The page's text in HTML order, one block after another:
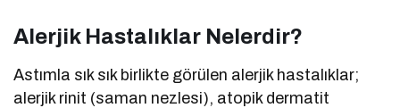
Alerjik Hastalıklar Nelerdir?
Astımla sık sık birlikte görülen alerjik hastalıklar;
alerjik rinit (saman nezlesi), atopik dermatit